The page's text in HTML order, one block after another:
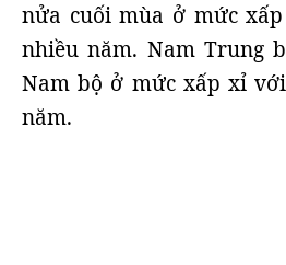
nửa cuối mùa ở mức
nhiều năm. Nam Trung
Nam bộ ở mức xấp xỉ
năm.